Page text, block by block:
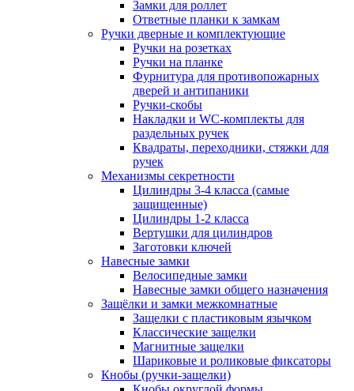
Замки для роллет
Ответные планки к замкам
Ручки дверные и комплектующие
Ручки на розетках
Ручки на планке
Фурнитура для противопожарных
дверей и антипаники
Ручки-скобы
Накладки и WC-комплекты для
раздельных ручек
Квадраты, переходники, стяжки для
ручек
Механизмы секретности
Цилиндры 3-4 класса (самые
защищенные)
Цилиндры 1-2 класса
Вертушки для цилиндров
Заготовки ключей
Навесные замки
Велосипедные замки
Навесные замки общего назначения
Защёлки и замки межкомнатные
Защелки с пластиковым язычком
Классические защелки
Магнитные защелки
Шариковые и роликовые фиксаторы
Кнобы (ручки-защелки)